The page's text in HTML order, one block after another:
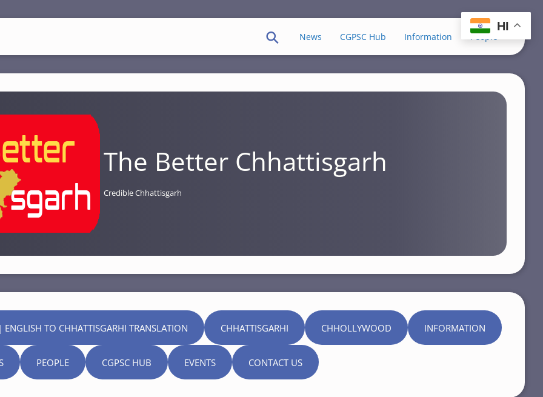
News CGPSC Hub Information People
The Better Chhattisgarh
Credible Chhattisgarh
TO CHHATTISGARHI TRANSLATION CHHATTISGARHI CHHOLLYWOOD INFORMATION
PEOPLE CGPSC HUB EVENTS CONTACT US
HI